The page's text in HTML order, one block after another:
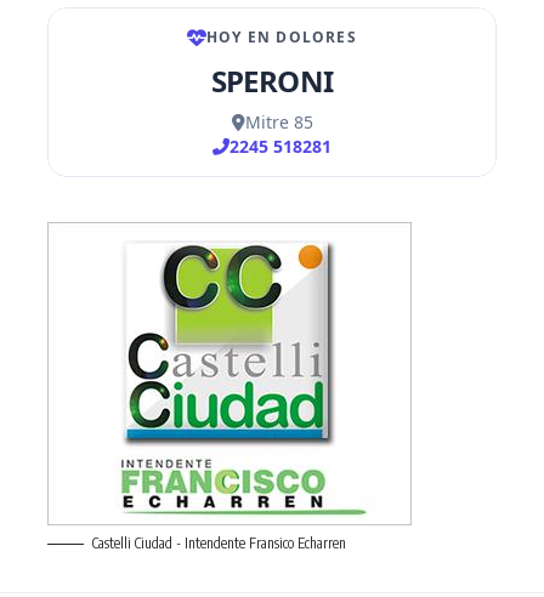
Castelli Ciudad - Intendente Fransico Echarren